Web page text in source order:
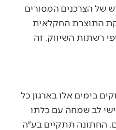
של הצרכנים המסורים
התוצרת החקלאית
רשתות השיווק. זה
בימים אלו בארגון כל
לב שמחה עם כלתו
החתונה תתקיים בע״ה